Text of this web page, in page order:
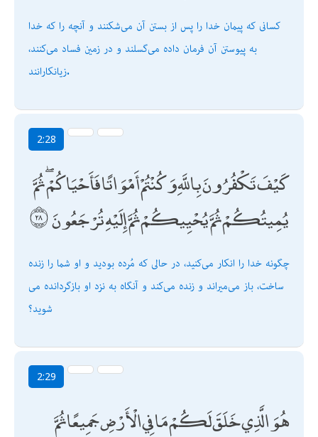
كسانى كه پيمان خدا را پس از بستن آن مى‌شكنند و آنچه را كه خدا
به پيوستن آن فرمان داده مى‌گسلند و در زمين فساد مى‌كنند،
زيانكارانند.
2:28
كَيْفَ تَكْفُرُونَ بِاللَّهِ وَكُنْتُمْ أَمْوَاتًا فَأَحْيَاكُمْ ۖ ثُمَّ
يُمِيتُكُمْ ثُمَّ يُحْيِيكُمْ ثُمَّ إِلَيْهِ تُرْجَعُونَ
چگونه خدا را انكار مى‌كنيد، در حالى كه مُرده بوديد و او شما را زنده
ساخت، باز مى‌ميراند و زنده مى‌كند و آنگاه به نزد او بازگردانده مى
شويد؟
2:29
هُوَ الَّذِي خَلَقَ لَكُمْ مَا فِي الْأَرْضِ جَمِيعًا ثُمَّ